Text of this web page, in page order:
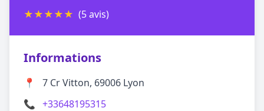
★★★★★ (5 avis)
Informations
📍
7 Cr Vitton, 69006 Lyon
📞 +33648195315